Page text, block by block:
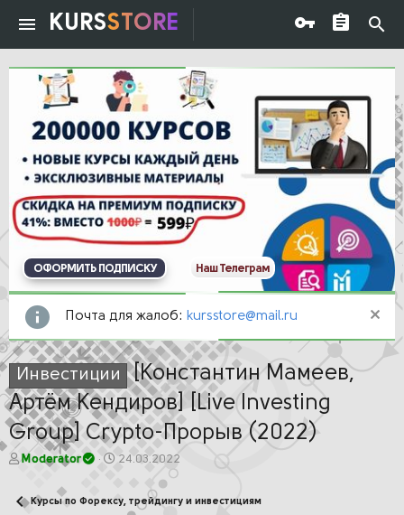
KURSSTORE
ОФОРМИТЬ ПОДПИСКУ Наш Телеграм
Почта для жалоб: kursstore@mail.ru
Инвестиции [Константин Мамеев,
Артём Кендиров] [Live Investing
Group] Crypto-Прорыв (2022)
А
о
Moderator
Д
а
24.03.2022
Курсы по Форексу, трейдингу и инвестициям